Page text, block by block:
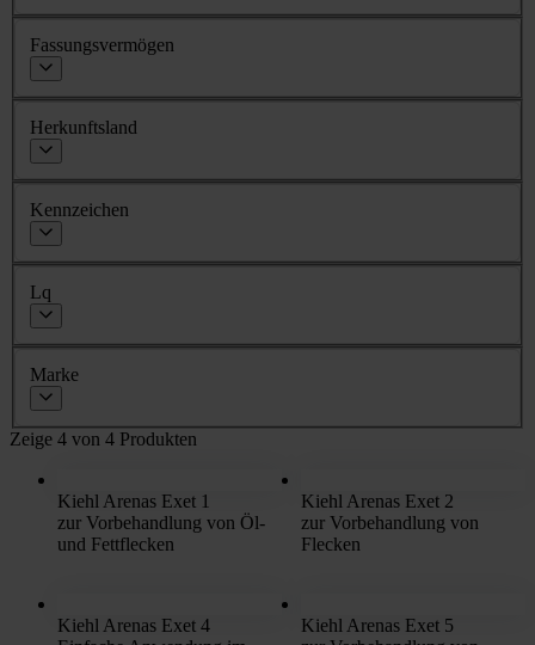
Fassungsvermögen
Herkunftsland
Kennzeichen
Lq
Marke
Zeige 4 von 4 Produkten
Kiehl Arenas Exet 1
zur Vorbehandlung von Öl-
und Fettflecken
Kiehl Arenas Exet 2
zur Vorbehandlung von
Flecken
Kiehl Arenas Exet 4
Kiehl Arenas Exet 5